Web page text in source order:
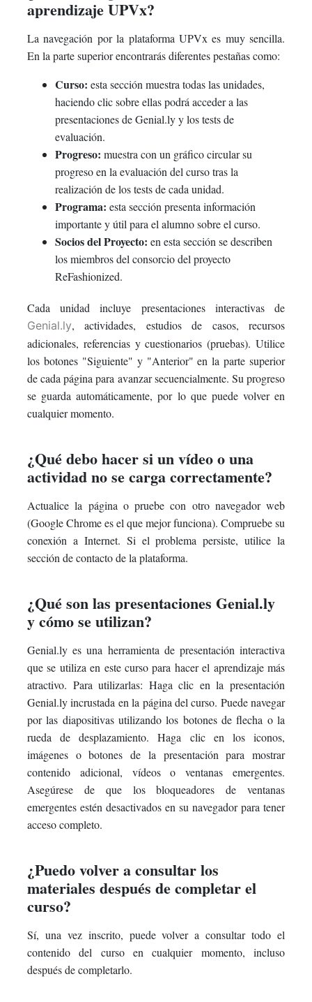
aprendizaje UPVx?
La navegación por la plataforma UPVx es muy sencilla.
En la parte superior encontrarás diferentes pestañas como:
Curso: esta sección muestra todas las unidades,
haciendo clic sobre ellas podrá acceder a las
presentaciones de Genial.ly y los tests de
evaluación.
Progreso: muestra con un gráfico circular su
progreso en la evaluación del curso tras la
realización de los tests de cada unidad.
Programa: esta sección presenta información
importante y útil para el alumno sobre el curso.
Socios del Proyecto: en esta sección se describen
los miembros del consorcio del proyecto
ReFashionized.
Cada unidad incluye presentaciones interactivas de
Genial.ly, actividades, estudios de casos, recursos
adicionales, referencias y cuestionarios (pruebas). Utilice
los botones "Siguiente" y "Anterior" en la parte superior
de cada página para avanzar secuencialmente. Su progreso
se guarda automáticamente, por lo que puede volver en
cualquier momento.
¿Qué debo hacer si un vídeo o una
actividad no se carga correctamente?
Actualice la página o pruebe con otro navegador web
(Google Chrome es el que mejor funciona). Compruebe su
conexión a Internet. Si el problema persiste, utilice la
sección de contacto de la plataforma.
¿Qué son las presentaciones Genial.ly
y cómo se utilizan?
Genial.ly es una herramienta de presentación interactiva
que se utiliza en este curso para hacer el aprendizaje más
atractivo. Para utilizarlas: Haga clic en la presentación
Genial.ly incrustada en la página del curso. Puede navegar
por las diapositivas utilizando los botones de flecha o la
rueda de desplazamiento. Haga clic en los iconos,
imágenes o botones de la presentación para mostrar
contenido adicional, vídeos o ventanas emergentes.
Asegúrese de que los bloqueadores de ventanas
emergentes estén desactivados en su navegador para tener
acceso completo.
¿Puedo volver a consultar los
materiales después de completar el
curso?
Sí, una vez inscrito, puede volver a consultar todo el
contenido del curso en cualquier momento, incluso
después de completarlo.